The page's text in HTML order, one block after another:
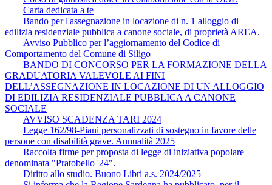
Carta dedicata a te
Bando per l'assegnazione in locazione di n. 1 alloggio di
edilizia residenziale pubblica a canone sociale, di proprietà AREA.
Avviso Pubblico per l’aggiornamento del Codice di
Comportamento del Comune di Siligo
BANDO DI CONCORSO PER LA FORMAZIONE DELLA
GRADUATORIA VALEVOLE AI FINI
DELL’ASSEGNAZIONE IN LOCAZIONE DI UN ALLOGGIO
DI EDILIZIA RESIDENZIALE PUBBLICA A CANONE
SOCIALE
AVVISO SCADENZA TARI 2024
Legge 162/98-Piani personalizzati di sostegno in favore delle
persone con disabilità grave. Annualità 2025
Raccolta firme per proposta di legge di iniziativa popolare
denominata "Pratobello '24".
Diritto allo studio. Buono Libri a.s. 2024/2025